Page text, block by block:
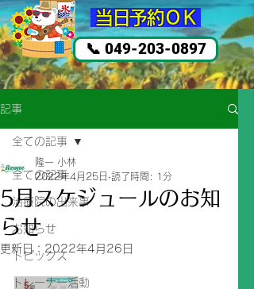
​ 当日予約ＯＫ
📞 049-203-0897
記事
全ての記事
治療院の出来事
お知らせ
トピックス
トレーナー活動
全ての記事
5月スケジュールのお知
らせ
隆一 小林
2022年4月25日 読了時間: 1分
更新日： 2022年4月26日